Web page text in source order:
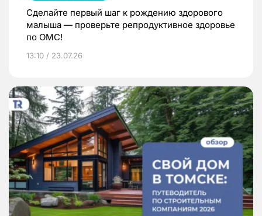
Сделайте первый шаг к рождению здорового
малыша — проверьте репродуктивное здоровье
по ОМС!
13:10 / 23.07.26